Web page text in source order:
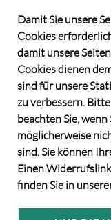
©2026
CONSENT
KATALOGBEZUG
DATENSCHUTZ
IMPRESSUM
KONTAKT
Damit Sie unsere
Cookies
damit unsere
Cookies dienen
sind für unsere
zu verbessern.
beachten Sie,
möglicherweise
sind. Sie können
Einen
finden Sie in